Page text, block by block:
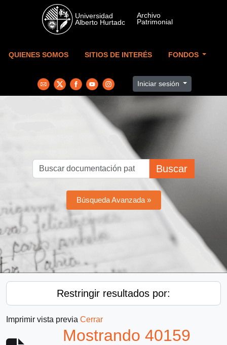
Skip to main content
QUIENES SOMOS SITIOS DE INTERÉS FONDOS
Iniciar sesión
Buscar
Búsqueda Avanzada »
Restringir resultados por:
Imprimir vista previa Cerrar
Mostrando 40159